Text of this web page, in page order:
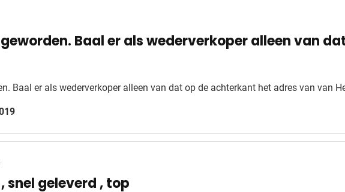
Baal er als wederverkoper alleen van
Baal er als wederverkoper alleen van dat op de achterkant het adres van van
snel geleverd , top